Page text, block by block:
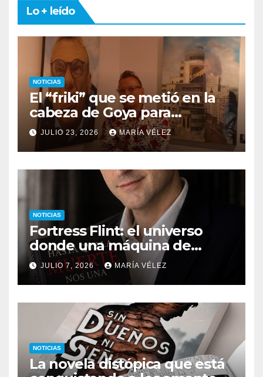
Lo + leído
NOTICIAS
El “friki” que se metió en la
cabeza de Goya para
descubrir qué esconden sus
monstruos
JULIO 23, 2026 MARÍA VÉLEZ
NOTICIAS
Fortress Flint: el universo
donde una máquina de
escribir, un silbido o un
recuerdo pueden cambiarlo
todo
JULIO 7, 2026 MARÍA VÉLEZ
NOTICIAS
La novela distópica que está